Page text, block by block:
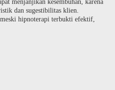
menjanjikan kesembuhan, karena
dan sugestibilitas klien.
hipnoterapi terbukti efektif,